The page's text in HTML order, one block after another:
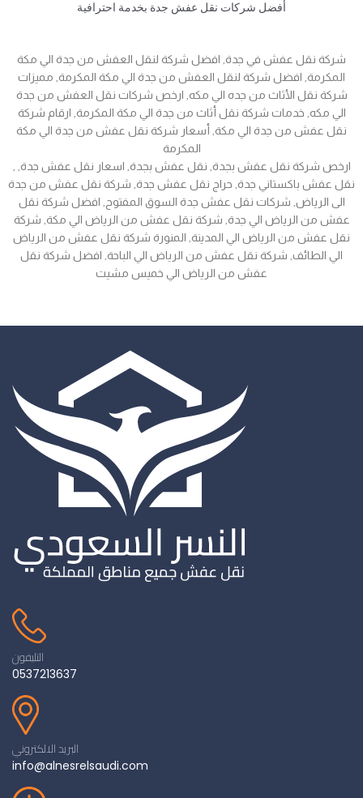
أفضل شركات نقل عفش جدة بخدمة احترافية
شركة نقل عفش في جدة, افضل شركة لنقل العفش من جدة الي مكة
المكرمة, افضل شركة لنقل العفش من جدة الي مكة المكرمة, مميزات
شركة نقل الأثاث من جده الي مكه, ارخص شركات نقل العفش من جدة
الي مكه, خدمات شركة نقل أثاث من جدة الي مكة المكرمة, ارقام شركة
نقل عفش من جدة الي مكة, أسعار شركة نقل عفش من جدة الي مكة
المكرمة
نقل عفش باكستاني جدة, حراج نقل عفش جدة, شركة نقل عفش من جدة
الى الرياض, شركات نقل عفش جدة السوق المفتوح, افضل شركة نقل
عفش من الرياض الي جدة, شركة نقل عفش من الرياض الي مكة, شركة
نقل عفش من الرياض الي المدينة, المنورة شركة نقل عفش من الرياض
الي الطائف, شركة نقل عفش من الرياض الي الباحة, افضل شركة نقل
عفش من الرياض الي خميس مشيت
التليفون
0537213637
البريد الالكتروني
info@alnesrelsaudi.com